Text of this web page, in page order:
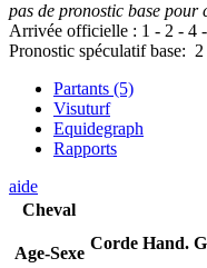
pas de pronostic base pour
Arrivée officielle : 1 - 2 - 4 -
Pronostic spéculatif base: 2
Partants (5)
Visuturf
Equidegraph
Rapports
aide
Cheval
Age-Sexe
Corde Hand.